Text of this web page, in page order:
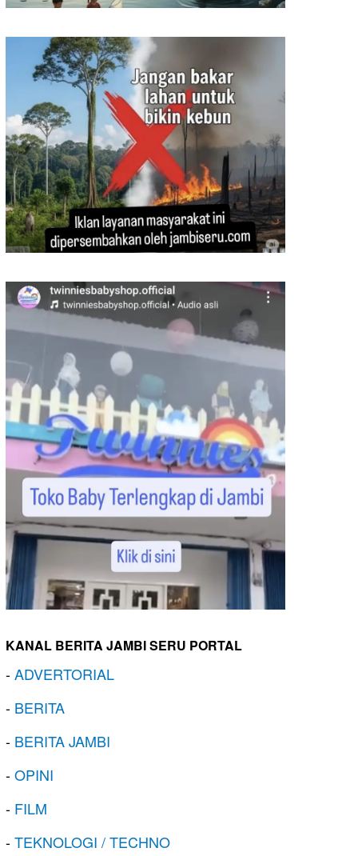
KANAL BERITA JAMBI SERU PORTAL
-ADVERTORIAL
- BERITA
- BERITA JAMBI
-OPINI
- FILM
-TEKNOLOGI / TECHNO